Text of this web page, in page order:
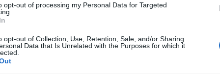
opt-out of processing my Personal Data for Targeted
opt-out of Collection, Use, Retention, Sale, and/or Sharing
Data that Is Unrelated with the Purposes for which it